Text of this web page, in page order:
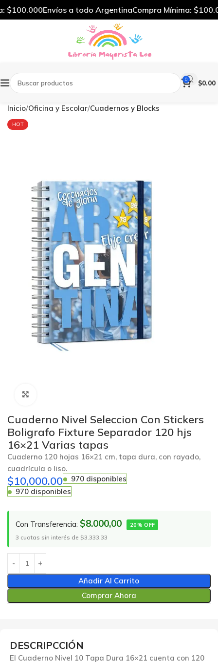
0 $0.00
Inicio Oficina y Escolar Cuadernos y Blocks
HOT
Cuaderno Nivel Seleccion Con Stickers
Boligrafo Fixture Separador 120 hjs
16×21 Varias tapas
Cuaderno 120 hojas 16×21 cm, tapa dura, con rayado,
cuadrícula o liso.
$10,000.00
970 disponibles
970 disponibles
Con Transferencia: $8.000,00 20% OFF
3 cuotas sin interés de $3.333,33
Añadir Al Carrito
Comprar Ahora
DESCRIPCCIÓN
El Cuaderno Nivel 10 Tapa Dura 16×21 cuenta con 120
Envíos a todo ArgentinaCompra Mínima: